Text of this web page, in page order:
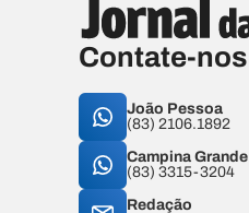
Contate-nos
João Pessoa
(83) 2106.1892
Campina Grande
(83) 3315-3204
Redação